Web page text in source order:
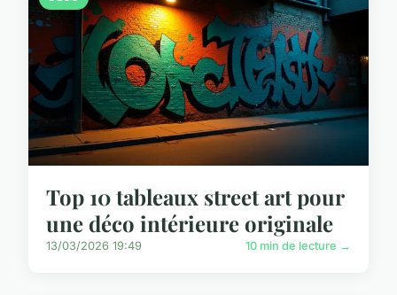
Top 10 tableaux street art pour
une déco intérieure originale
13/03/2026 19:49 10 min de lecture →